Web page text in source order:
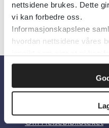
nettsidene brukes. Dette
vi kan forbedre oss.
Informasjonskapslene
hvordan nettsidene våres
Om oss
Om Helsebiblioteket